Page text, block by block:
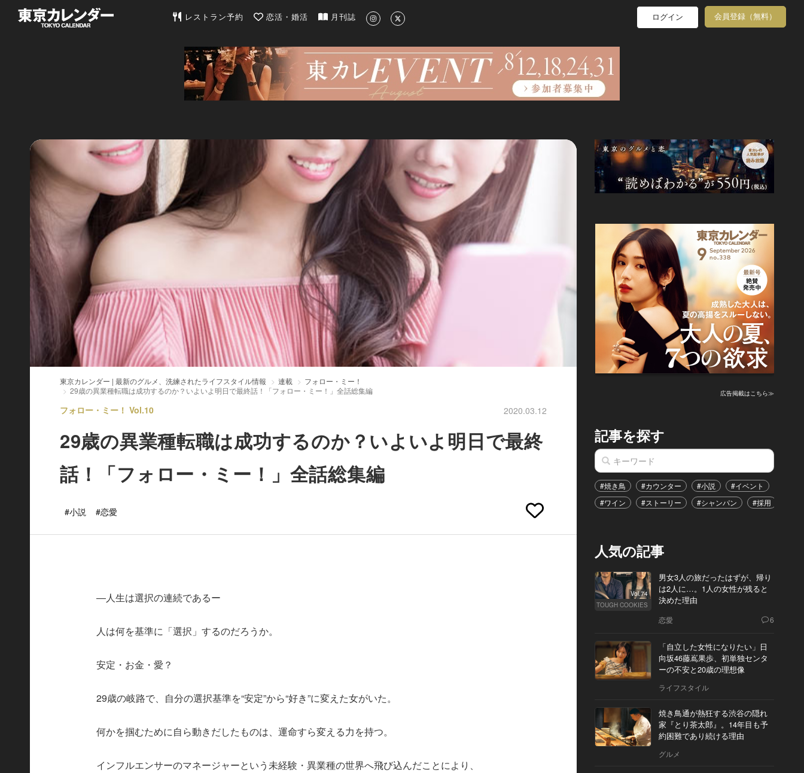
東京カレンダー | 最新のグルメ、洗練されたライフスタイル情報
レストラン予約 恋活・婚活 月刊誌 ログイン 会員登録（無料）
東京カレンダー | 最新のグルメ、洗練されたライフスタイル情報 連載
フォロー・ミー！
29歳の異業種転職は成功するのか？いよいよ明日で最終話！「フォロー・ミー！」全話総集編
フォロー・ミー！ Vol.10 2020.03.12
29歳の異業種転職は成功するのか？いよいよ明日で最終
話！「フォロー・ミー！」全話総集編
#小説 #恋愛
―人生は選択の連続であるー
人は何を基準に「選択」するのだろうか。
安定・お金・愛？
29歳の岐路で、自分の選択基準を“安定”から“好き”に変えた女がいた。
何かを掴むために自ら動きだしたものは、運命すら変える力を持つ。
インフルエンサーのマネージャーという未経験・異業種の世界へ飛び込んだことにより、
広告掲載はこちら≫
記事を探す
#焼き鳥 #カウンター #小説 #イベント
#ワイン
#ストーリー #シャンパン #採用
人気の記事
Vol.74
TOUGH COOKIES
男女3人の旅だったはずが、帰り
は2人に…。1人の女性が残ると
決めた理由
恋愛 6
「自立した女性になりたい」日
向坂46藤嶌果歩、初単独センタ
ーの不安と20歳の理想像
ライフスタイル
焼き鳥通が熱狂する渋谷の隠れ
家『とり茶太郎』。14年目も予
約困難であり続ける理由
グルメ